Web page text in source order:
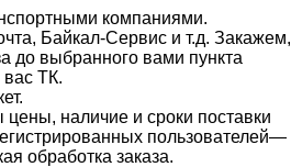
компаниями.
Байкал-Сервис и т.д. Закажем,
до выбранного вами пункта
вас ТК.
наличие и сроки поставки
пользователей—
обработка заказа.